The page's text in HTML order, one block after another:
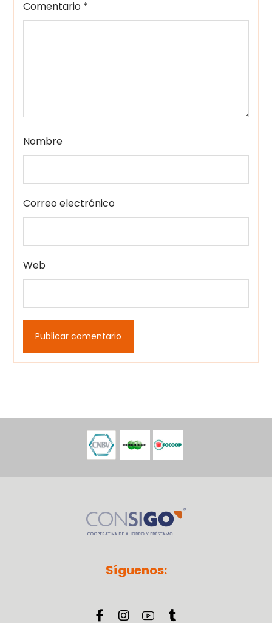
Comentario *
Nombre
Correo electrónico
Web
Publicar comentario
Síguenos: